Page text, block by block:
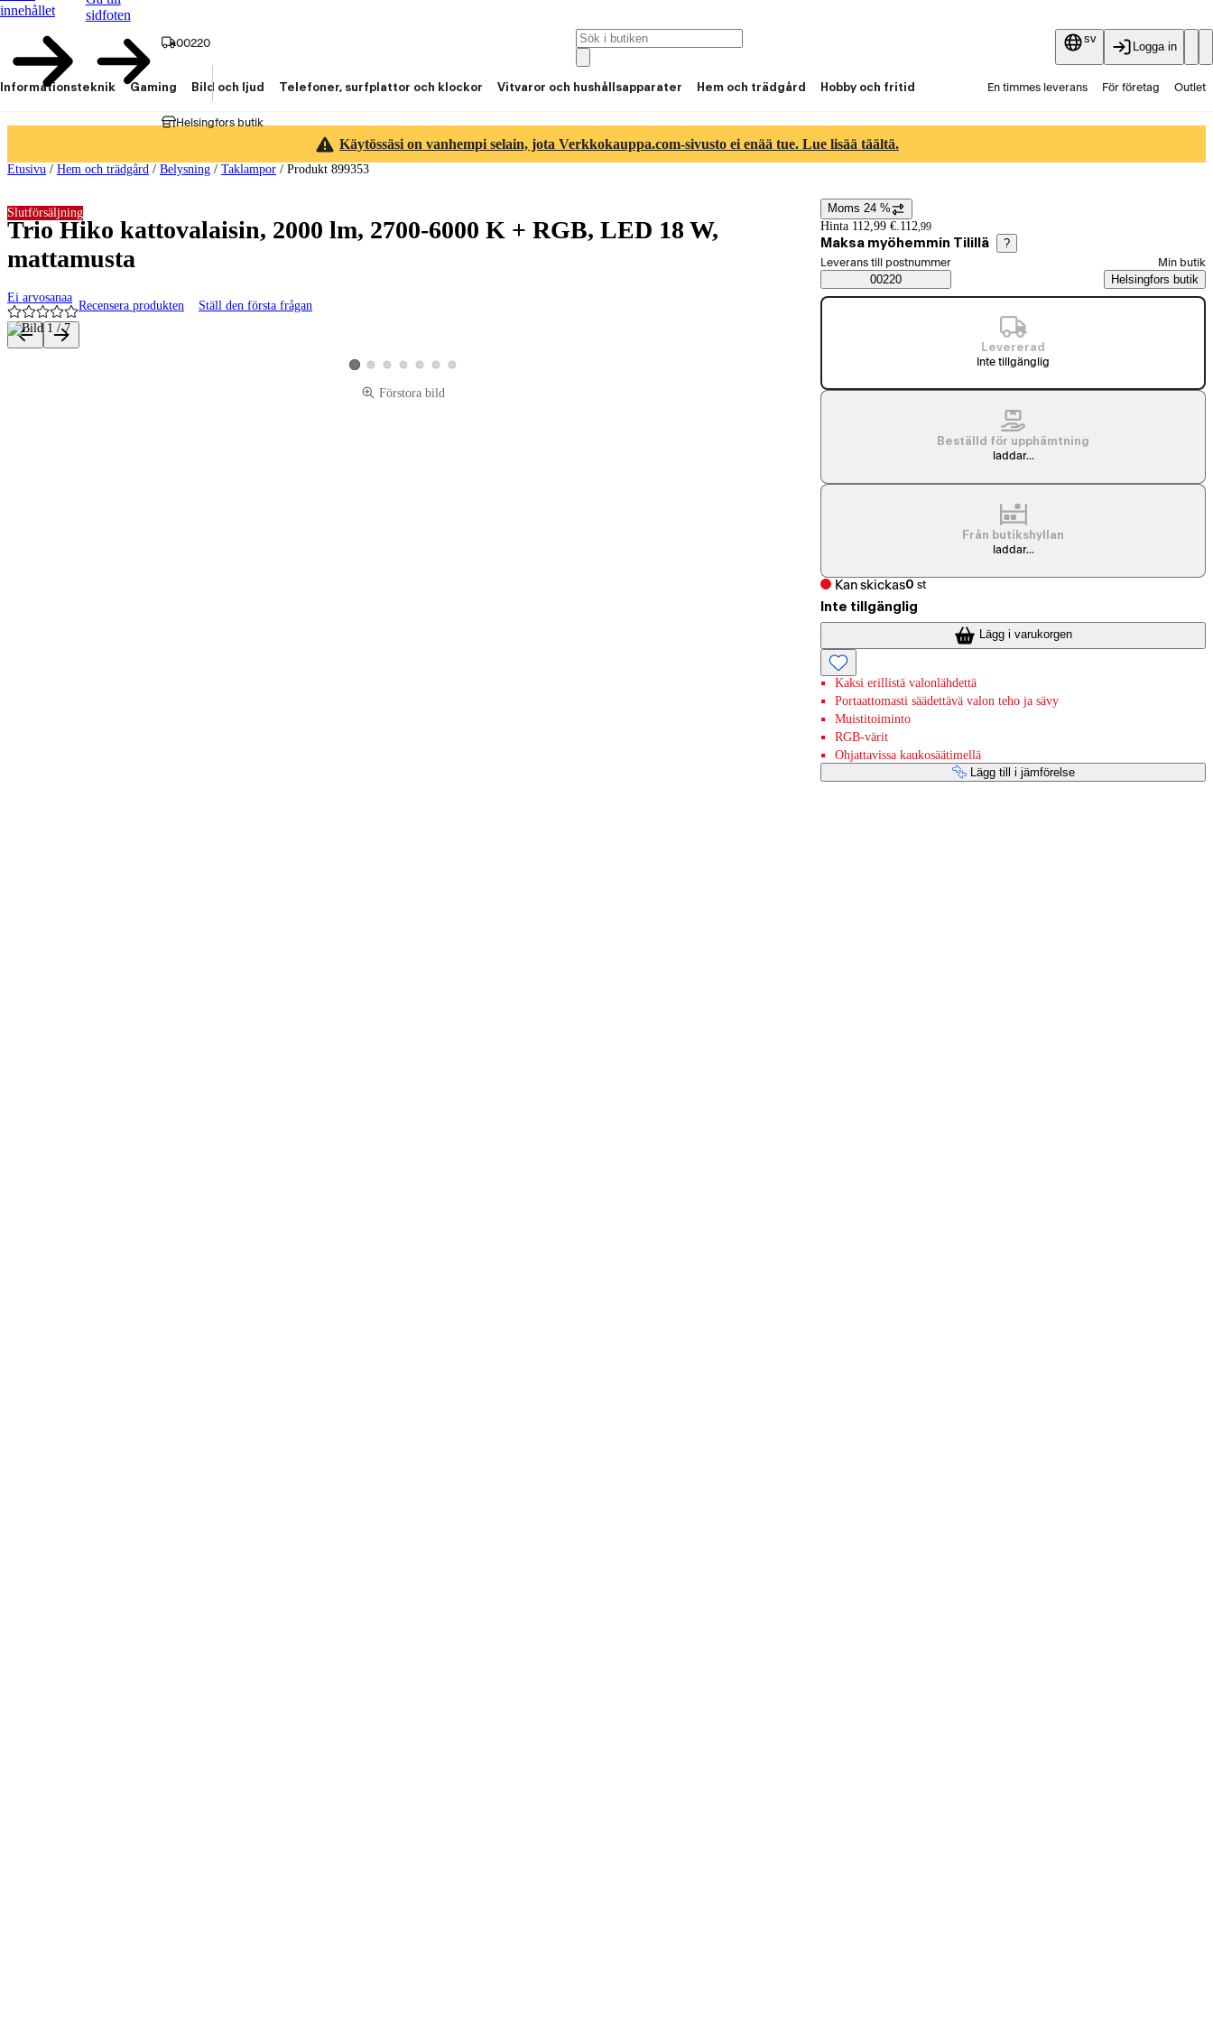
innehållet
sidfoten
00220
Helsingfors butik
sv
Logga in
Informationsteknik Gaming Bild och ljud Telefoner, surfplattor och klockor Vitvaror och hushållsapparater Hem och trädgård Hobby och fritid En timmes leverans För företag Outlet
Käytössäsi on vanhempi selain, jota Verkkokauppa.com-sivusto ei enää tue. Lue lisää täältä.
Etusivu / Hem och trädgård / Belysning / Taklampor / Produkt 899353
Trio Hiko kattovalaisin, 2000 lm, 2700-6000 K + RGB, LED 18 W,
mattamusta
Ei arvosanaa
Recensera produkten Ställ den första frågan
Slutförsäljning
Produktbilder och videor
Visa produktbild 1
Visa produktbild 2
Visa produktbild 3
Visa produktbild 4
Visa produktbild 5
Visa produktbild 6
Visa produktbild 7
Förstora bild
Prisinformation
Moms 24 %
Hinta 112,99 €. 112,99
Maksa myöhemmin Tilillä ?
Saatavuustiedot
Välj beställningssätt
Leverans till postnummer
00220
Min butik
Helsingfors butik
Levererad
Inte tillgänglig
Beställd för upphämtning
laddar...
Från butikshyllan
laddar...
Kan skickas0 st
Inte tillgänglig
Lägg i varukorgen
Kaksi erillistä valonlähdettä
Portaattomasti säädettävä valon teho ja sävy
Muistitoiminto
RGB-värit
Ohjattavissa kaukosäätimellä
Lägg till i jämförelse